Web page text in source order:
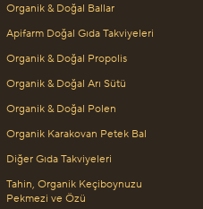
Organik & Doğal Ballar
Apifarm Doğal Gıda Takviyeleri
Organik & Doğal Propolis
Organik & Doğal Arı Sütü
Organik & Doğal Polen
Organik Karakovan Petek Bal
Diğer Gıda Takviyeleri
Tahin, Organik Keçiboynuzu
Pekmezi ve Özü